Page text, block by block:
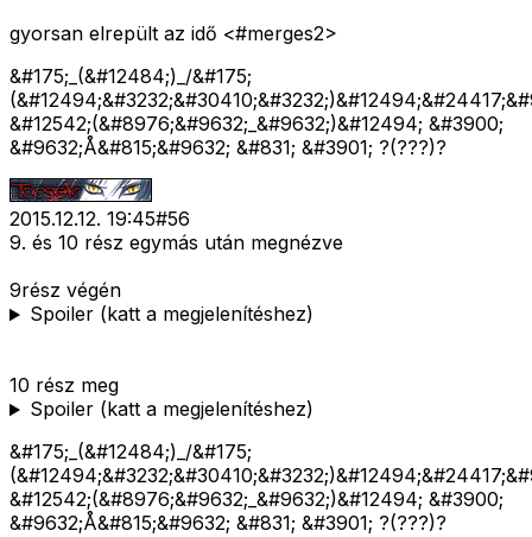
gyorsan elrepült az idő <#merges2>
&#175;_(&#12484;)_/&#175;
&#12542;(&#8976;&#9632;_&#9632;)&#12494; &#3900;
&#9632;Å&#815;&#9632; &#831; &#3901; ?(???)?
2015.12.12. 19:45#56
9. és 10 rész egymás után megnézve
9rész végén
Spoiler (katt a megjelenítéshez)
10 rész meg
Spoiler (katt a megjelenítéshez)
&#175;_(&#12484;)_/&#175;
&#12542;(&#8976;&#9632;_&#9632;)&#12494; &#3900;
&#9632;Å&#815;&#9632; &#831; &#3901; ?(???)?